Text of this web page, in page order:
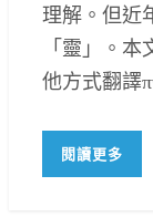
理解。但近
「靈」。
他方式翻譯
閱讀更多